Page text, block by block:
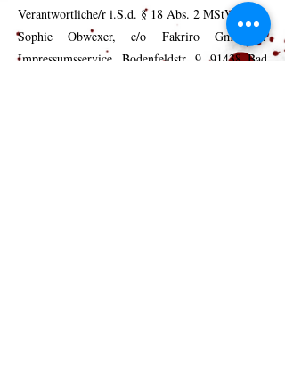
Verantwortliche/r i.S.d. § 18 Abs. 2 MStV:
Sophie Obwexer, c/o Fakriro GmbH /
Impressumsservice, Bodenfeldstr. 9, 91438 Bad